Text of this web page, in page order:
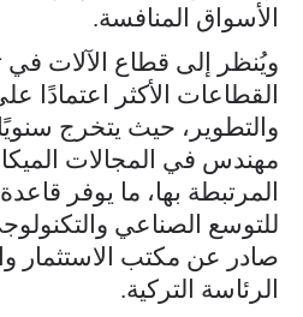
الأسواق المنافسة.
ويُنظر إلى قطاع الآلات في
القطاعات الأكثر اعتمادًا
مهندس في المجالات
المرتبطة بها، ما يوفر
للتوسع الصناعي
صادر عن مكتب الاستثمار
الرئاسة التركية.